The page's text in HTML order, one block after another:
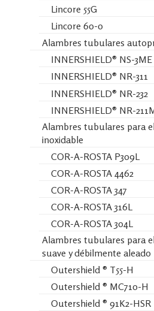
Lincore 55G
Lincore 60-0
Alambres tubulares
INNERSHIELD® NS-3ME
INNERSHIELD® NR-311
INNERSHIELD® NR-232
INNERSHIELD® NR-
Alambres tubulares para
inoxidable
COR-A-ROSTA P309L
COR-A-ROSTA 4462
COR-A-ROSTA 347
COR-A-ROSTA 316L
COR-A-ROSTA 304L
Alambres tubulares para
suave y débilmente aleado
Outershield ® T55-H
Outershield ® MC710-H
Outershield ® 91K2-HSR